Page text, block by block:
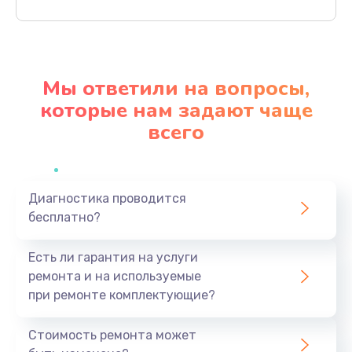
Заказать
Ремонт / замена кнопок, клавиш, индикаторов,
Заказать
1400 руб.
Заказать
1400 руб.
Мы ответили на вопросы,
которые нам задают чаще
всего
Диагностика проводится
бесплатно?
Есть ли гарантия на услуги
ремонта и на используемые
при ремонте комплектующие?
Стоимость ремонта может